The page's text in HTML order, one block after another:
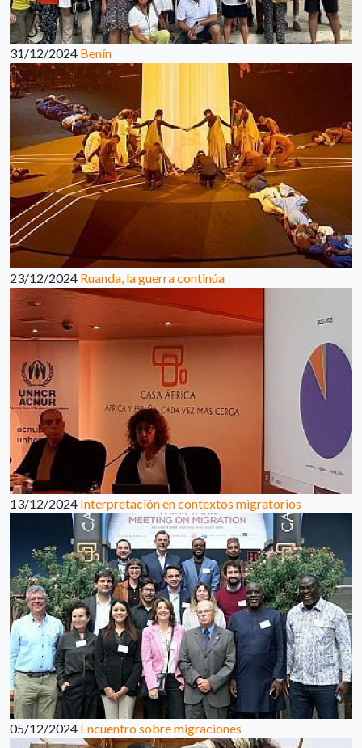
31/12/2024 Benín
23/12/2024 Ruanda, la guerra continúa
13/12/2024 Interpretación en contextos migratorios
05/12/2024 Encuentro sobre migraciones